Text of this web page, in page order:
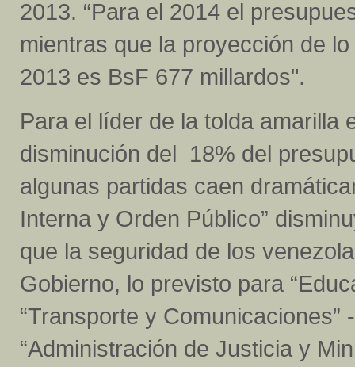
2013. “Para el 2014 el
mientras que la proyección de
2013 es BsF 677 millardos".
Para el líder de la tolda amarilla
disminución del 18% del
algunas partidas caen
Interna y Orden Público”
que la seguridad de los
Gobierno, lo previsto para
“Transporte y Comunicaciones”
“Administración de Justicia y